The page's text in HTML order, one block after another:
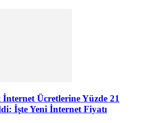
Ücretlerine Yüzde 21
İşte Yeni İnternet Fiyatı